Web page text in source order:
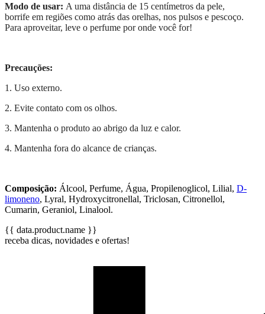
Modo de usar: A uma distância de 15 centímetros da pele,
borrife em regiões como atrás das orelhas, nos pulsos e pescoço.
Para aproveitar, leve o perfume por onde você for!
Precauções:
1. Uso externo.
2. Evite contato com os olhos.
3. Mantenha o produto ao abrigo da luz e calor.
4. Mantenha fora do alcance de crianças.
Composição: Álcool, Perfume, Água, Propilenoglicol, Lilial, D-
limoneno, Lyral, Hydroxycitronellal, Triclosan, Citronellol,
Cumarin, Geraniol, Linalool.
{{ data.product.name }}
receba dicas, novidades e ofertas!